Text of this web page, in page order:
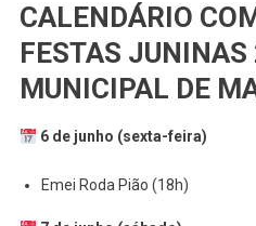
CALENDÁRIO
FESTAS
MUNICIPAL DE
6 de junho (sexta-feira)
Emei Roda Pião (18h)